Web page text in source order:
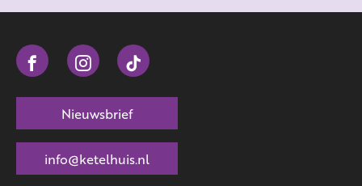
Nieuwsbrief
info@ketelhuis.nl